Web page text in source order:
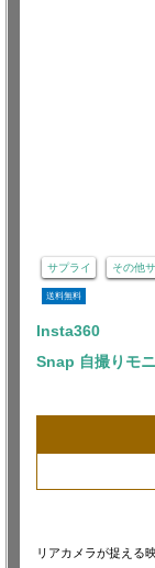
サプライ その他
送料無料
Insta360
Snap 自撮りモ
リアカメラが捉える